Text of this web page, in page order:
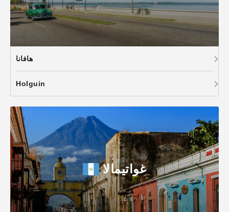
هافانا
Holguin
غواتيمالا